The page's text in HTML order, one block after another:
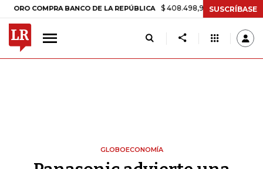
COMPRA BANCO DE LA REPÚBLICA $ 408.498,97 +$ 8.753,81 +2,19%
SUSCRÍBASE
GLOBOECONOMÍA